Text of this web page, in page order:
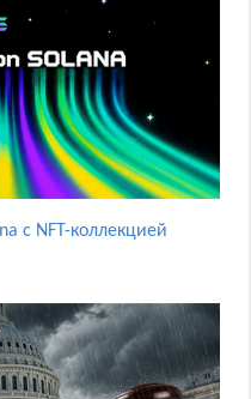
с NFT-коллекцией